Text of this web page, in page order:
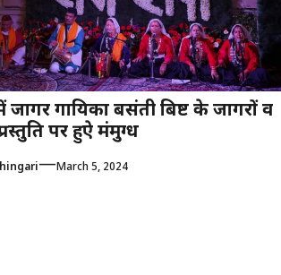
जागर गायिका बसंती बिष्ट के जागरों व
पर हुऐ मंत्रमुग्ध
—March 5, 2024